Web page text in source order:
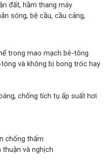
đất, hầm thang máy
sóng, bệ cầu, cầu cảng,
trong mao mạch bê-tông
và không bị bong tróc hay
chống tích tụ ấp suất hơi
chống thấm
và nghịch